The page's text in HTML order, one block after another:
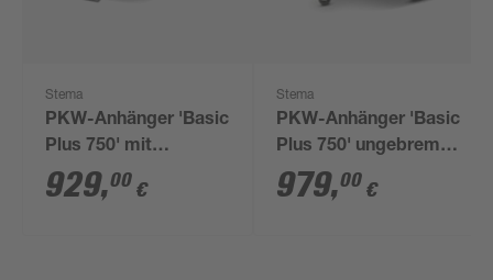
Stema
PKW-Anhänger 'Basic
Plus 750' mit
Kippdeichsel,
ungebremst 750 kg
929,00 €
Stema
PKW-Anhänger 'Basic
Plus 750' ungebremst
750 kg mit
Hochspriegel
979,00 €